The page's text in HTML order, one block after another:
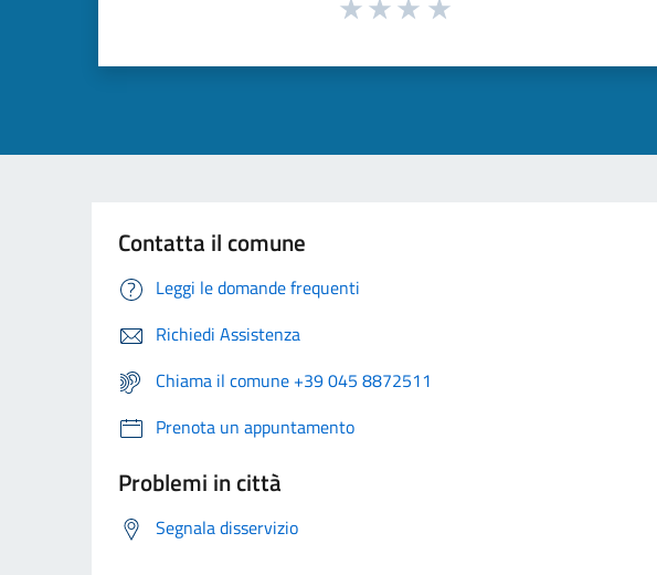
Contatta il comune
Leggi le domande frequenti
Richiedi Assistenza
Chiama il comune +39 045 8872511
Prenota un appuntamento
Problemi in città
Segnala disservizio